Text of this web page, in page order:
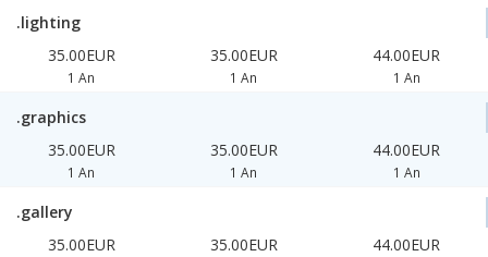
.lighting
35.00EUR
1 An
35.00EUR
1 An
44.00EUR
1 An
.graphics
35.00EUR
1 An
35.00EUR
1 An
44.00EUR
1 An
.gallery
35.00EUR
35.00EUR 44.00EUR